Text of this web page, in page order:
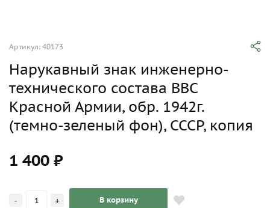
Артикул: 40173
Нарукавный знак инженерно-
технического состава ВВС
Красной Армии, обр. 1942г.
(темно-зеленый фон), СССР, копия
1 400 ₽
- + В корзину